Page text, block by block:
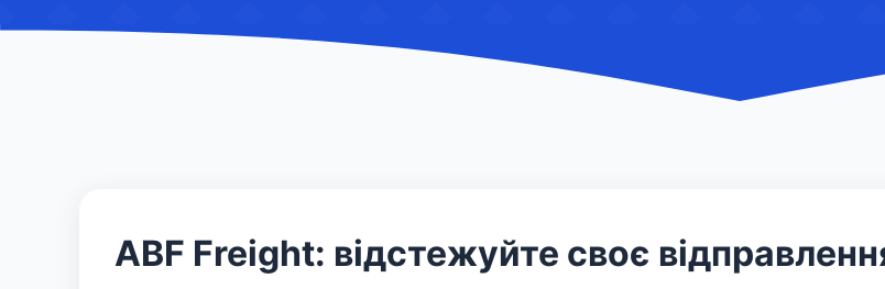
ABF Freight: відстежуйте своє